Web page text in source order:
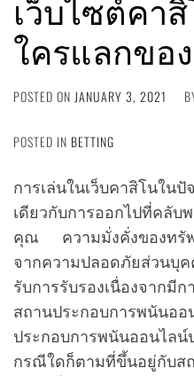
ใครแลกขอ
POSTED ON JANUARY 3, 2021
POSTED IN BETTING
การเล่นในเว็บคาสิโนใน
เดียวกับการออกไปที่คลับ
คุณ ความมั่งคั่งของทรัพ
จากความปลอดภัยส่วนบุ
รับการรับรองเนื่องจากมีก
สถานประกอบการพนันอ
ประกอบการพนันออนไล
กรณีใดก็ตามที่ขึ้นอยู่กับส